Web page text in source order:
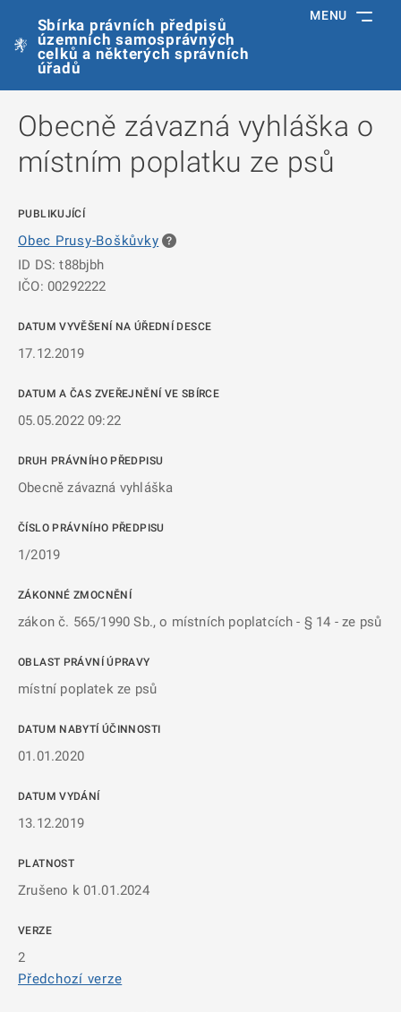
Sbírka právních předpisů
územních samosprávných
celků a některých správních
úřadů
MENU
Obecně závazná vyhláška o
místním poplatku ze psů
PUBLIKUJÍCÍ
Obec Prusy-Boškůvky
ID DS: t88bjbh
IČO: 00292222
DATUM VYVĚŠENÍ NA ÚŘEDNÍ DESCE
17.12.2019
DATUM A ČAS ZVEŘEJNĚNÍ VE SBÍRCE
05.05.2022 09:22
DRUH PRÁVNÍHO PŘEDPISU
Obecně závazná vyhláška
ČÍSLO PRÁVNÍHO PŘEDPISU
1/2019
ZÁKONNÉ ZMOCNĚNÍ
zákon č. 565/1990 Sb., o místních poplatcích - § 14 - ze psů
OBLAST PRÁVNÍ ÚPRAVY
místní poplatek ze psů
DATUM NABYTÍ ÚČINNOSTI
01.01.2020
DATUM VYDÁNÍ
13.12.2019
PLATNOST
Zrušeno k 01.01.2024
VERZE
2
Předchozí verze